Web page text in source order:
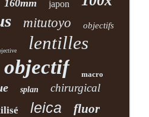
160mm japon
mitutoyo objectifs
lentilles
objectif macro
splan chirurgical
leica fluor